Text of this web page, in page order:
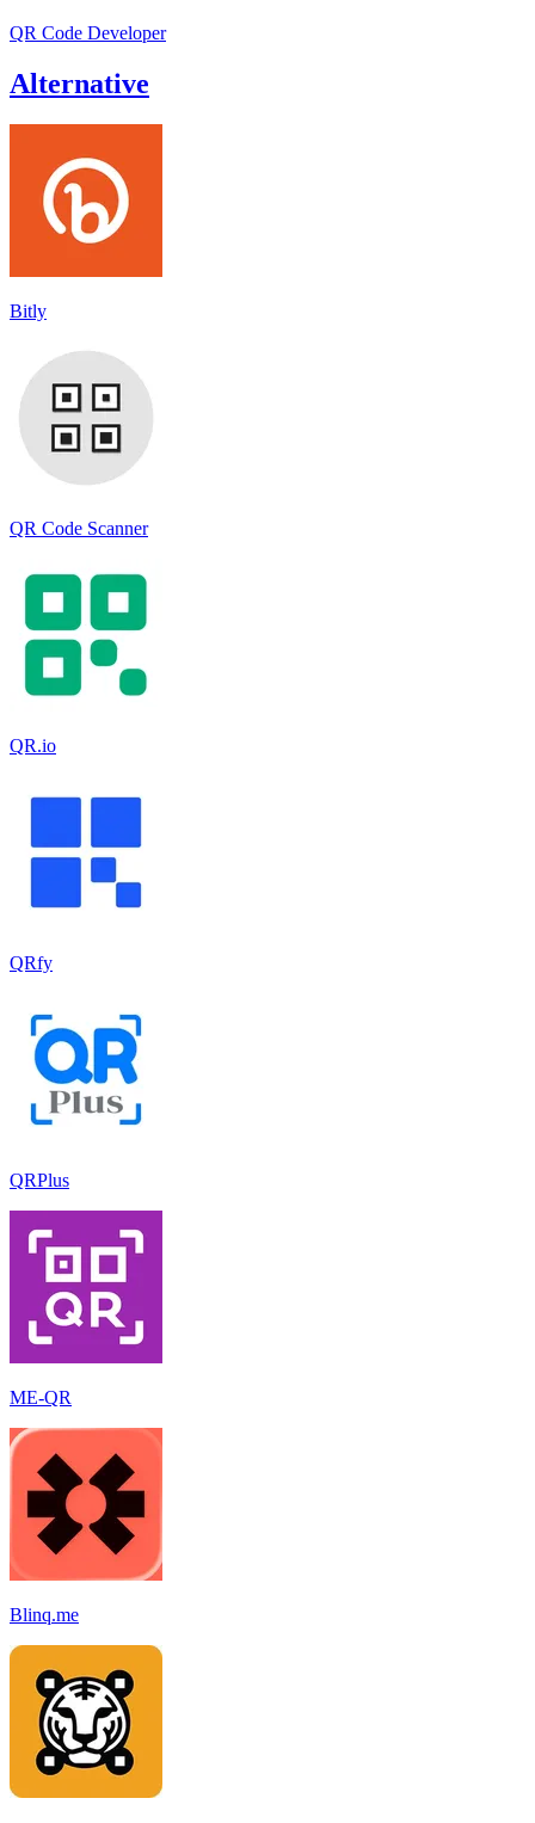
QR Code Developer
Alternative
Bitly
QR Code Scanner
QR.io
QRfy
QRPlus
ME-QR
Blinq.me